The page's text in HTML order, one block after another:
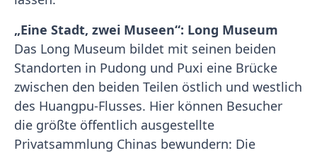
„Eine Stadt, zwei Museen“: Long Museum
Das Long Museum bildet mit seinen beiden
Standorten in Pudong und Puxi eine Brücke
zwischen den beiden Teilen östlich und westlich
des Huangpu-Flusses. Hier können Besucher
die größte öffentlich ausgestellte
Privatsammlung Chinas bewundern: Die